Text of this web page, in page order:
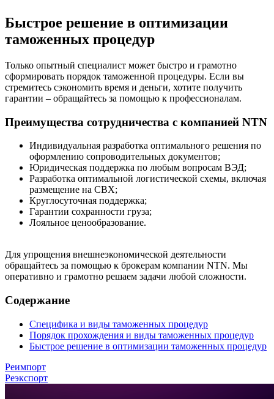
Быстрое решение в оптимизации
таможенных процедур
Только опытный специалист может быстро и грамотно
сформировать порядок таможенной процедуры. Если вы
стремитесь сэкономить время и деньги, хотите получить
гарантии – обращайтесь за помощью к профессионалам.
Преимущества сотрудничества с компанией NTN
Индивидуальная разработка оптимального решения по
оформлению сопроводительных документов;
Юридическая поддержка по любым вопросам ВЭД;
Разработка оптимальной логистической схемы, включая
размещение на СВХ;
Круглосуточная поддержка;
Гарантии сохранности груза;
Лояльное ценообразование.
Для упрощения внешнеэкономической деятельности
обращайтесь за помощью к брокерам компании NTN. Мы
оперативно и грамотно решаем задачи любой сложности.
Содержание
Специфика и виды таможенных процедур
Порядок прохождения и виды таможенных процедур
Быстрое решение в оптимизации таможенных процедур
Реимпорт
Реэкспорт